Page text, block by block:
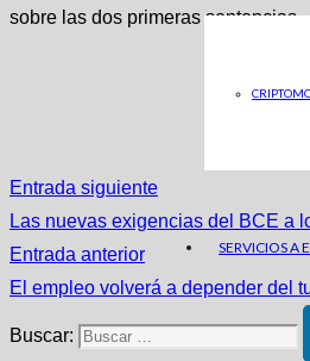
SERVICIOS A
sobre las dos primeras sentencias.
Entrada siguiente
Las nuevas exigencias del BCE a
Entrada anterior
El empleo volverá a depender del
Buscar: